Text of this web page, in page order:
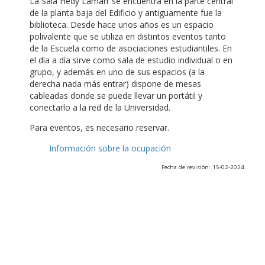
de la planta baja del Edificio y antiguamente fue la
biblioteca. Desde hace unos años es un espacio
polivalente que se utiliza en distintos eventos tanto
de la Escuela como de asociaciones estudiantiles. En
el día a día sirve como sala de estudio individual o en
grupo, y además en uno de sus espacios (a la
derecha nada más entrar) dispone de mesas
cableadas donde se puede llevar un portátil y
conectarlo a la red de la Universidad.
Para eventos, es necesario reservar.
Información sobre la ocupación
Fecha de revisión: 15-02-2024